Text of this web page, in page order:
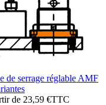
de serrage réglable AMF
de 23,59 €TTC